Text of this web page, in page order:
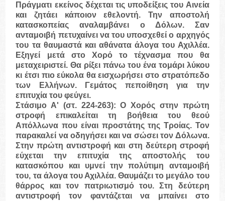
Πράγματι εκείνος δέχεται τις υποδείξεις του Αινεία
και ζητάει κάποιον εθελοντή. Την αποστολή
κατασκοπείας αναλαμβάνει ο Δόλων. Σαν
ανταμοιβή πετυχαίνει να του υποσχεθεί ο αρχηγός
του τα θαυμαστά και αθάνατα άλογα του Αχιλλέα.
Εξηγεί μετά στο Χορό το τέχνασμα που θα
μεταχειριστεί. Θα ρίξει πάνω του ένα τομάρι λύκου
κι έτσι πιο εύκολα θα εισχωρήσει στο στρατόπεδο
των Ελλήνων. Γεμάτος πεποίθηση για την
επιτυχία του φεύγει.
Στάσιμο Α' (στ. 224-263): Ο Χορός στην πρώτη
στροφή επικαλείται τη βοήθεια του θεού
Απόλλωνα που είναι προστάτης της Τροίας. Τον
παρακαλεί να οδηγήσει και να σώσει τον Δόλωνα.
Στην πρώτη αντιστροφή και στη δεύτερη στροφή
εύχεται την επιτυχία της αποστολής του
κατασκόπου και υμνεί την πολύτιμη ανταμοιβή
του, τα άλογα του Αχιλλέα. Θαυμάζει το μεγάλο του
θάρρος και τον πατριωτισμό του. Στη δεύτερη
αντιστροφή τον φαντάζεται να μπαίνει στο